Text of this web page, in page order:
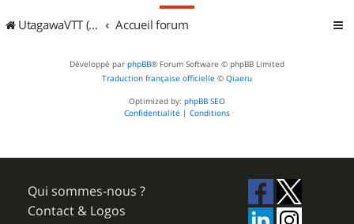
UtagawaVTT (Randos VTT et VTTAE avec traces GPS) Accueil forum
Développé par phpBB® Forum Software © phpBB Limited
Traduction française officielle © Qiaeru
Optimized by: phpBB SEO
Confidentialité | Conditions
Qui sommes-nous ?
Contact & Logos